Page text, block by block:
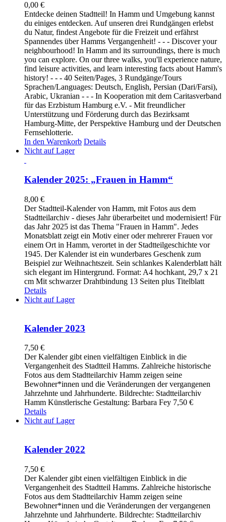
0,00 €
Entdecke deinen Stadtteil! In Hamm und Umgebung kannst
du einiges entdecken. Auf unseren drei Rundgängen erlebst
du Natur, findest Angebote für die Freizeit und erfährst
Spannendes über Hamms Vergangenheit! - - - Discover your
neighbourhood! In Hamm and its surroundings, there is much
you can explore. On our three walks, you'll experience nature,
find leisure activities, and learn interesting facts about Hamm's
history! - - - 40 Seiten/Pages, 3 Rundgänge/Tours
Sprachen/Languages: Deutsch, English, Persian (Dari/Farsi),
Arabic, Ukranian - - - In Kooperation mit dem Caritasverband
für das Erzbistum Hamburg e.V. - Mit freundlicher
Unterstützung und Förderung durch das Bezirksamt
Hamburg-Mitte, der Perspektive Hamburg und der Deutschen
Fernsehlotterie.
In den Warenkorb Details
Nicht auf Lager
Kalender 2025: „Frauen in Hamm“
8,00 €
Der Stadtteil-Kalender von Hamm, mit Fotos aus dem
Stadtteilarchiv - dieses Jahr überarbeitet und modernisiert! Für
das Jahr 2025 ist das Thema "Frauen in Hamm". Jedes
Monatsblatt zeigt ein Motiv einer oder mehrerer Frauen vor
einem Ort in Hamm, verortet in der Stadtteilgeschichte vor
1945. Der Kalender ist ein wunderbares Geschenk zum
Beispiel zur Weihnachtszeit. Sein schlankes Kalenderblatt hält
sich elegant im Hintergrund. Format: A4 hochkant, 29,7 x 21
cm Mit schwarzer Drahtbindung 13 Seiten plus Titelblatt
Details
Nicht auf Lager
Kalender 2023
7,50 €
Der Kalender gibt einen vielfältigen Einblick in die
Vergangenheit des Stadtteil Hamms. Zahlreiche historische
Fotos aus dem Stadtteilarchiv Hamm zeigen seine
Bewohner*innen und die Veränderungen der vergangenen
Jahrzehnte und Jahrhunderte. Bildrechte: Stadtteilarchiv
Hamm Künstlerische Gestaltung: Barbara Fey 7,50 €
Details
Nicht auf Lager
Kalender 2022
7,50 €
Der Kalender gibt einen vielfältigen Einblick in die
Vergangenheit des Stadtteil Hamms. Zahlreiche historische
Fotos aus dem Stadtteilarchiv Hamm zeigen seine
Bewohner*innen und die Veränderungen der vergangenen
Jahrzehnte und Jahrhunderte. Bildrechte: Stadtteilarchiv